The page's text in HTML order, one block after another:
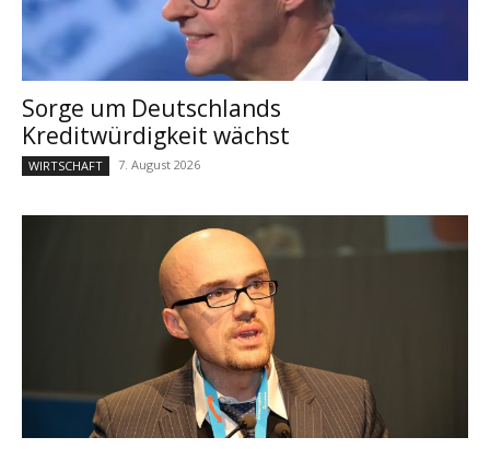
Sorge um Deutschlands
Kreditwürdigkeit wächst
WIRTSCHAFT 7. August 2026